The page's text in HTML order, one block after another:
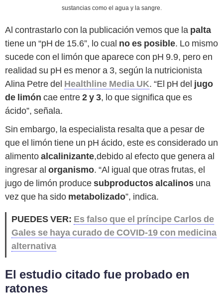
sustancias como el agua y la sangre.
Al contrastarlo con la publicación vemos que la palta
tiene un “pH de 15.6”, lo cual no es posible. Lo mismo
sucede con el limón que aparece con pH 9.9, pero en
realidad su pH es menor a 3, según la nutricionista
Alina Petre del Healthline Media UK. “El pH del jugo
de limón cae entre2 y 3, lo que significa que es
ácido”, señala.
Sin embargo, la especialista resalta que a pesar de
que el limón tiene un pH ácido, este es considerado un
alimentoalcalinizante,debido al efecto que genera al
ingresar al organismo. “Al igual que otras frutas, el
jugo de limón producesubproductos alcalinos una
vez que ha sido metabolizado”, indica.
PUEDES VER: Es falso que el príncipe Carlos de
Gales se haya curado de COVID-19 con medicina
alternativa
El estudio citado fue probado en
ratones